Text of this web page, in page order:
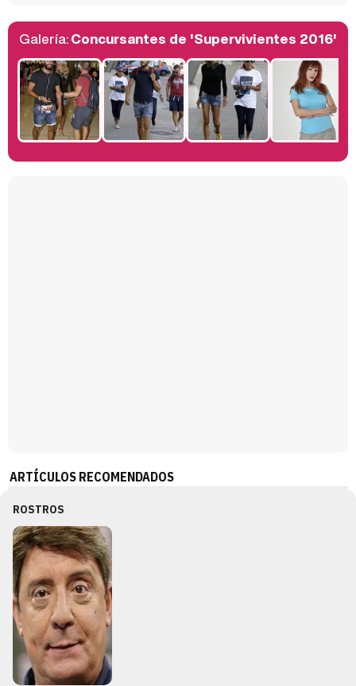
Belén Esteban: "Estoy emocionada, muy contenta y muy feliz por llegar a RTVE"
Manu Baqueiro: "Tuve como referente a Bruce Willis en 'Luz de Luna' para mi trabajo en la serie 'Perdiendo el juicio'"
Galería:Concursantes de 'Supervivientes 2016'
ARTÍCULOS RECOMENDADOS
ROSTROS